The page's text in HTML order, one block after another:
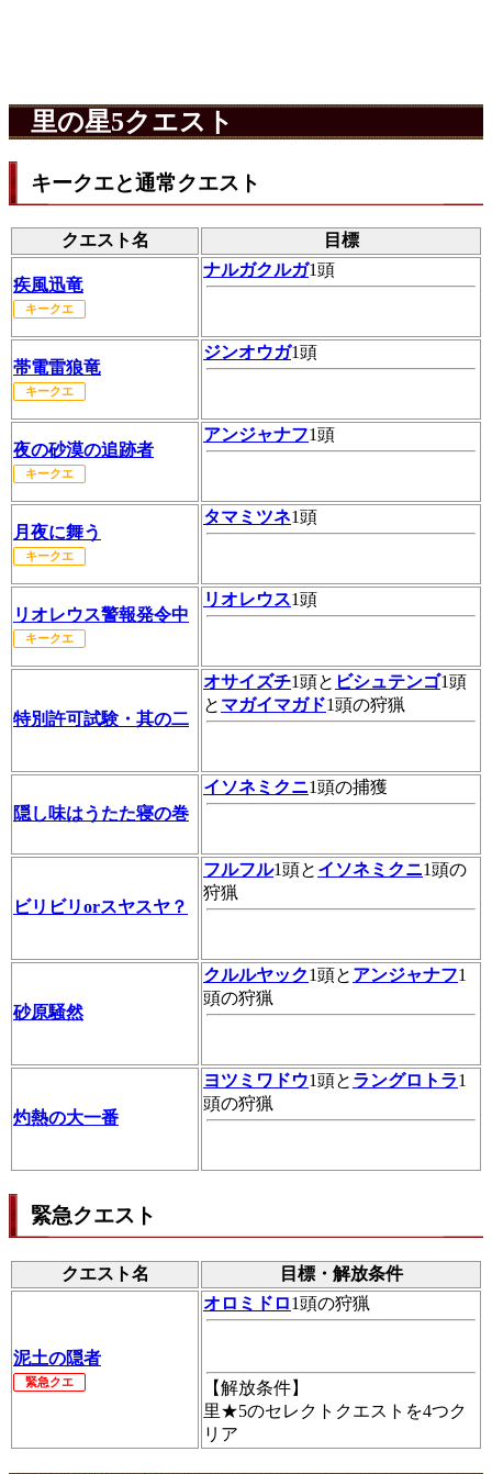
里の星5クエスト
キークエと通常クエスト
クエスト名 目標
疾風迅竜
キークエ
ナルガクルガ1頭
帯電雷狼竜
キークエ
ジンオウガ1頭
夜の砂漠の追跡者
キークエ
アンジャナフ1頭
月夜に舞う
キークエ
タマミツネ1頭
リオレウス警報発令中
キークエ
リオレウス1頭
特別許可試験・其の二
オサイズチ1頭と ビシュテンゴ1頭
と マガイマガド1頭の狩猟
隠し味はうたた寝の巻
イソネミクニ1頭の捕獲
ビリビリorスヤスヤ？
フルフル1頭と イソネミクニ1頭の
狩猟
砂原騒然
クルルヤック1頭と アンジャナフ1
頭の狩猟
灼熱の大一番
ヨツミワドウ1頭と ラングロトラ1
頭の狩猟
緊急クエスト
クエスト名 目標・解放条件
泥土の隠者
緊急クエ
オロミドロ1頭の狩猟
【解放条件】
里★5のセレクトクエストを4つク
リア